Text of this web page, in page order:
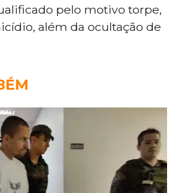
pelo motivo torpe,
além da ocultação de